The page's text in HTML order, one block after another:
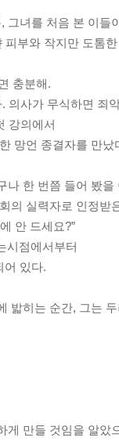
그녀를 처음 본 이들
부와 작지만 도톰
충분해.
의사가 무식하면 죄
강의에서
망언 종결자를 만났
나 한 번쯤 들어 봤을
의 실력자로 인정받
안 드세요?”
시점에서부터
어 있다.
밟히는 순간, 그는
게 만들 것임을 알았